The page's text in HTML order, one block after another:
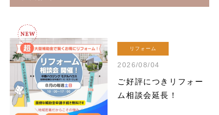
リフォーム
2026/08/04
ご好評につきリフォー
ム相談会延長！